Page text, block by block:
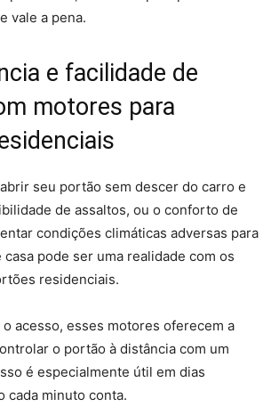
vale a pena.
e facilidade de
motores para
seu portão sem descer do carro e
de assaltos, ou o conforto de
condições climáticas adversas para
pode ser uma realidade com os
residenciais.
acesso, esses motores oferecem a
o portão à distância com um
é especialmente útil em dias
cada minuto conta.